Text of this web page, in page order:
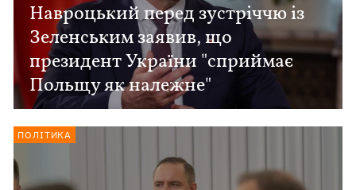
Навроцький перед зустріччю із
Зеленським заявив, що
президент України "сприймає
Польщу як належне"
ПОЛІТИКА